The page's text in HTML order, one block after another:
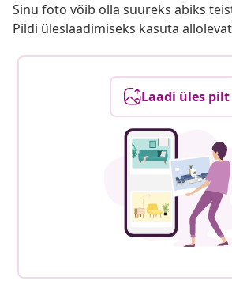
Sinu foto võib olla suureks abiks
Pildi üleslaadimiseks kasuta
Laadi üles pilt